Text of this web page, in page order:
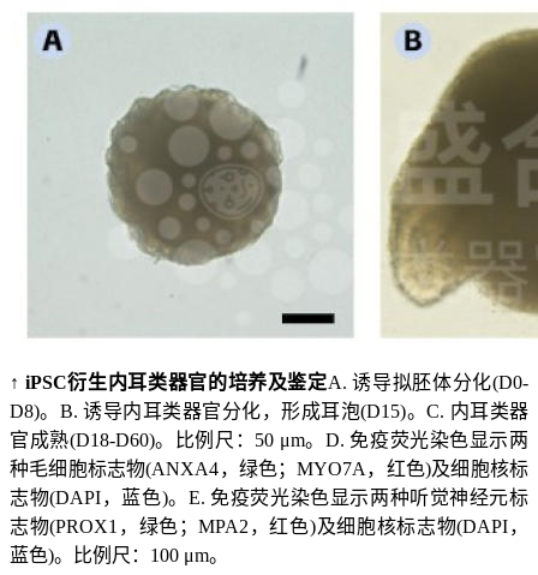
↑ iPSC衍生内耳类器官的培养及鉴定A. 诱导拟胚体分化(D0-
D8)。B. 诱导内耳类器官分化，形成耳泡(D15)。C. 内耳类器
官成熟(D18-D60)。比例尺：50 μm。D. 免疫荧光染色显示两
种毛细胞标志物(ANXA4，绿色；MYO7A，红色)及细胞核标
志物(DAPI，蓝色)。E. 免疫荧光染色显示两种听觉神经元标
志物(PROX1，绿色；MPA2，红色)及细胞核标志物(DAPI，
蓝色)。比例尺：100 μm。